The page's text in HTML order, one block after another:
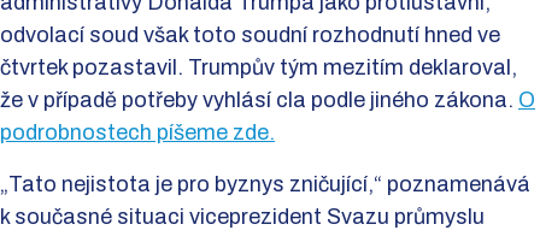
odvolací soud však toto soudní rozhodnutí hned ve
čtvrtek pozastavil. Trumpův tým mezitím deklaroval,
že v případě potřeby vyhlásí cla podle jiného zákona. O
podrobnostech píšeme zde.
„Tato nejistota je pro byznys zničující,“ poznamenává
k současné situaci viceprezident Svazu průmyslu